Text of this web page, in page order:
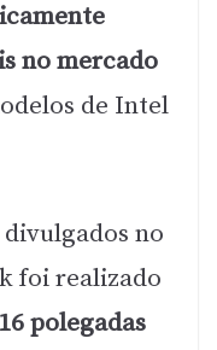
no mercado
de Intel
no
foi realizado
polegadas